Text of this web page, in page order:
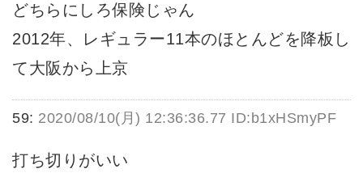
どちらにしろ保険じゃん
2012年、レギュラー11本のほとんどを降板し
て大阪から上京
59: 2020/08/10(月) 12:36:36.77 ID:b1xHSmyPF
打ち切りがいい